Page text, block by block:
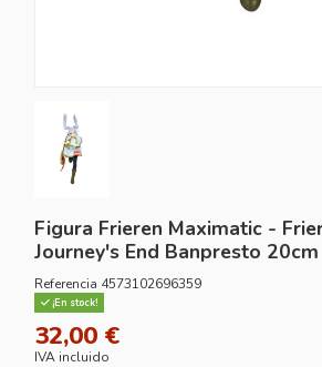
Figura Frieren Maximatic -
Journey's End Banpresto 20cm
Referencia 4573102696359
¡En stock!
32,00 €
IVA incluido